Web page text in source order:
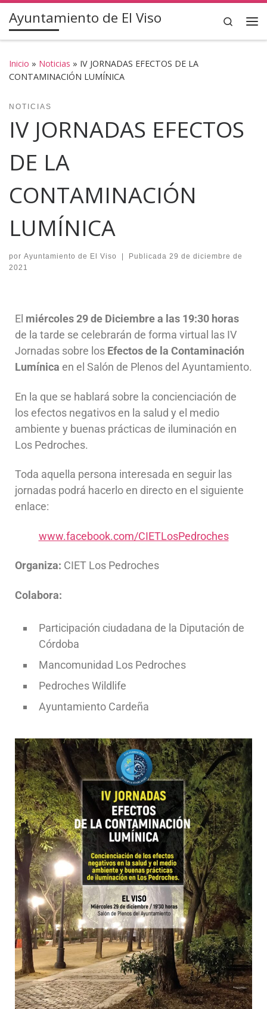
Saltar al contenido
Ayuntamiento de El Viso Search
Inicio » Noticias » IV JORNADAS EFECTOS DE LA
CONTAMINACIÓN LUMÍNICA
NOTICIAS
IV JORNADAS EFECTOS
DE LA
CONTAMINACIÓN
LUMÍNICA
por Ayuntamiento de El Viso | Publicada 29 de diciembre de
2021
El miércoles 29 de Diciembre a las 19:30 horas
de la tarde se celebrarán de forma virtual las IV
Jornadas sobre los Efectos de la Contaminación
Lumínica en el Salón de Plenos del Ayuntamiento.
En la que se hablará sobre la concienciación de
los efectos negativos en la salud y el medio
ambiente y buenas prácticas de iluminación en
Los Pedroches.
Toda aquella persona interesada en seguir las
jornadas podrá hacerlo en directo en el siguiente
enlace:
www.facebook.com/CIETLosPedroches
Organiza: CIET Los Pedroches
Colabora:
Participación ciudadana de la Diputación de
Córdoba
Mancomunidad Los Pedroches
Pedroches Wildlife
Ayuntamiento Cardeña